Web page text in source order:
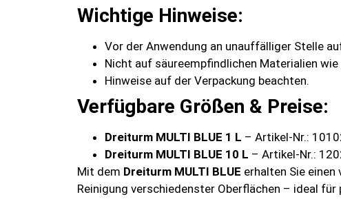
Wichtige Hinweise:
Vor der Anwendung an unauffälliger Stelle
Nicht auf säureempfindlichen Materialien
Hinweise auf der Verpackung beachten.
Verfügbare Größen & Preise:
Dreiturm MULTI BLUE 1 L – Artikel-Nr.:
Dreiturm MULTI BLUE 10 L – Artikel-Nr.:
Mit dem Dreiturm MULTI BLUE erhalten Sie
Reinigung verschiedenster Oberflächen – ideal